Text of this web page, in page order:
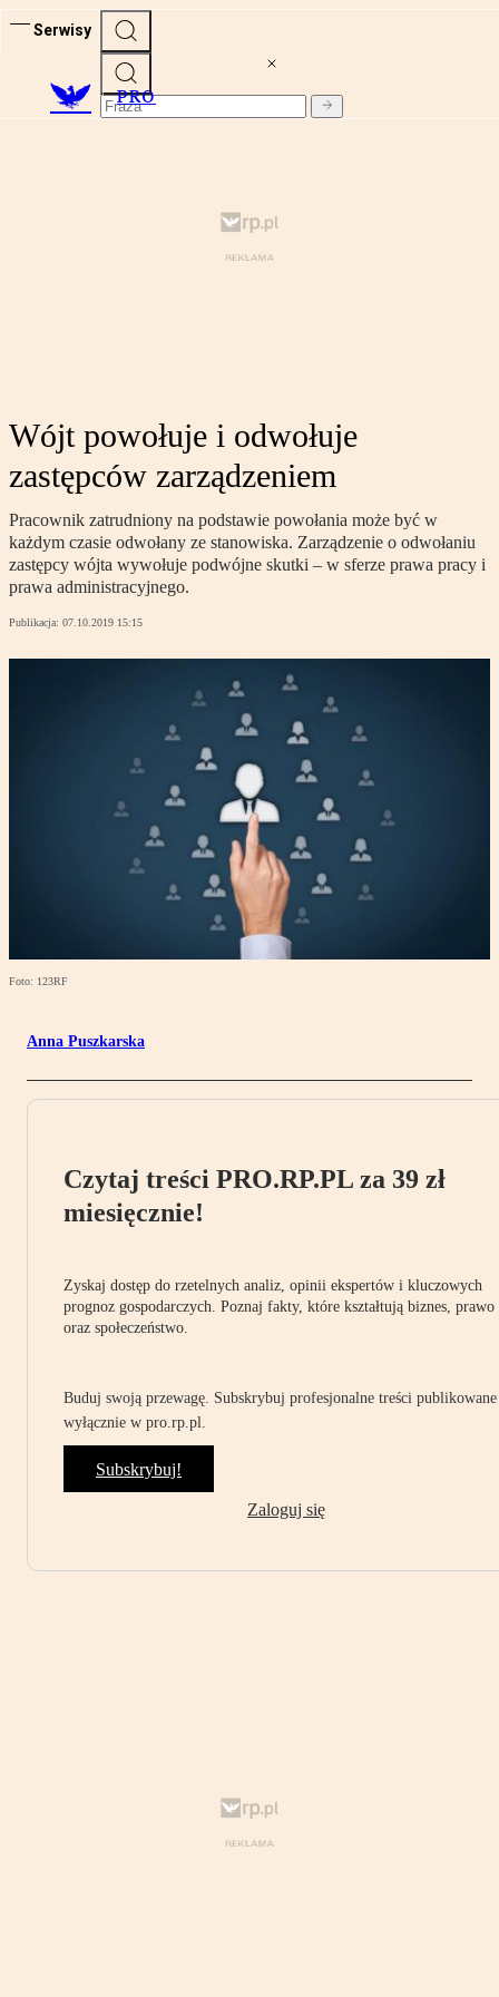
Serwisy
PRO
Wójt powołuje i odwołuje
zastępców zarządzeniem
Pracownik zatrudniony na podstawie powołania może być w
każdym czasie odwołany ze stanowiska. Zarządzenie o odwołaniu
zastępcy wójta wywołuje podwójne skutki – w sferze prawa pracy i
prawa administracyjnego.
Publikacja: 07.10.2019 15:15
Foto: 123RF
Anna Puszkarska
Czytaj treści PRO.RP.PL za 39 zł
miesięcznie!
Zyskaj dostęp do rzetelnych analiz, opinii ekspertów i kluczowych
prognoz gospodarczych. Poznaj fakty, które kształtują biznes, prawo
oraz społeczeństwo.
Buduj swoją przewagę. Subskrybuj profesjonalne treści publikowane
wyłącznie w pro.rp.pl.
Subskrybuj!
Zaloguj się